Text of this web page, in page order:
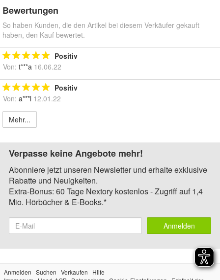
Bewertungen
So haben Kunden, die den Artikel bei diesem Verkäufer gekauft
haben, den Kauf bewertet.
Positiv
Von: t***a 16.06.22
Positiv
Von: a***l 12.01.22
Mehr...
Verpasse keine Angebote mehr!
Abonniere jetzt unseren Newsletter und erhalte exklusive
Rabatte und Neuigkeiten.
Extra-Bonus: 60 Tage Nextory kostenlos - Zugriff auf 1,4
Mio. Hörbücher & E-Books.*
Anmelden
Anmelden Suchen Verkaufen
Hilfe